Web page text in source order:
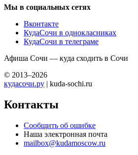
Мы в социальных сетях
Вконтакте
КудаСочи в однокласниках
КудаСочи в телеграме
Афиша Сочи — куда сходить в Сочи
© 2013–2026
кудасочи.ру | kuda-sochi.ru
Контакты
Сообщить об ошибке
Наша электронная почта
mailbox@kudamoscow.ru